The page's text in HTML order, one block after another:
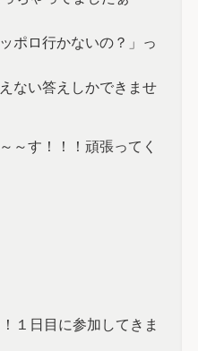
ポロ行かないの？」っ
ない答えしかできませ
～す！！！頑張ってく
１日目に参加してきま